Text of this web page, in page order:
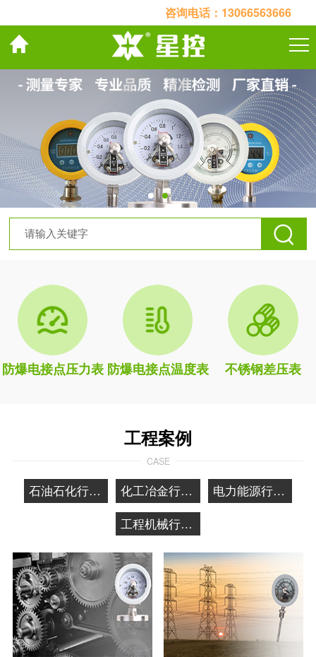
咨询电话： 13066563666
关于我们 产品中心 案例展示 联系我们
防爆电接点压力表 防爆电接点温度表 不锈钢差压表
工程案例
CASE
石油石化行业应用 化工冶金行业应用
电力能源行业应用
工程机械行业应用